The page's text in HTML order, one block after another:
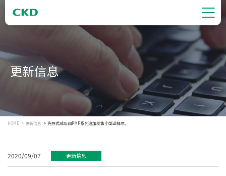
更新信息
HOME 更新信息 先导式减压阀PMP系列追加发售小型选择项。
2020/09/07 更新信息